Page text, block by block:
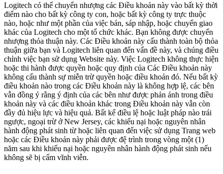
Logitech có thể chuyển nhượng các Điều khoản này vào bất kỳ thời
điểm nào cho bất kỳ công ty con, hoặc bất kỳ công ty trực thuộc
nào, hoặc như một phần của việc bán, sáp nhập, hoặc chuyển giao
khác của Logitech cho một tổ chức khác. Bạn không được chuyển
nhượng thỏa thuận này. Các Điều khoản này cấu thành toàn bộ thỏa
thuận giữa bạn và Logitech liên quan đến vấn đề này, và chúng điều
chỉnh việc bạn sử dụng Website này. Việc Logitech không thực hiện
hoặc thi hành được quyền hoặc quy định của Các Điều khoản này
không cấu thành sự miễn trừ quyền hoặc điều khoản đó. Nếu bất kỳ
điều khoản nào trong các Điều khoản này là không hợp lệ, các bên
vẫn đồng ý rằng ý định của các bên như được phản ánh trong điều
khoản này và các điều khoản khác trong Điều khoản này vẫn còn
đầy đủ hiệu lực và hiệu quả. Bất kể điều lệ hoặc luật pháp nào trái
ngược, ngoại trừ ở New Jersey, các khiếu nại hoặc nguyên nhân
hành động phát sinh từ hoặc liên quan đến việc sử dụng Trang web
hoặc các Điều khoản này phải được đệ trình trong vòng một (1)
năm sau khi khiếu nại hoặc nguyên nhân hành động phát sinh nếu
không sẽ bị cấm vĩnh viễn.